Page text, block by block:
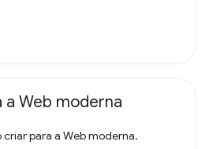
Web moderna
para a Web moderna.